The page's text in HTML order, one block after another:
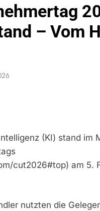
– Vom
(KI) stand im
cut2026#top) am 5.
nutzten die